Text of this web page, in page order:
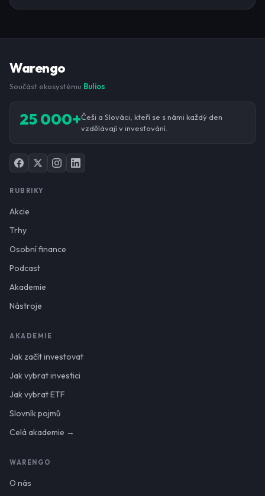
Warengo
Součást ekosystému Bulios
25 000+Češi a Slováci, kteří se s námi každý den
vzdělávají v investování.
RUBRIKY
Akcie
Trhy
Osobní finance
Podcast
Akademie
Nástroje
AKADEMIE
Jak začít investovat
Jak vybrat investici
Jak vybrat ETF
Slovník pojmů
Celá akademie →
WARENGO
O nás